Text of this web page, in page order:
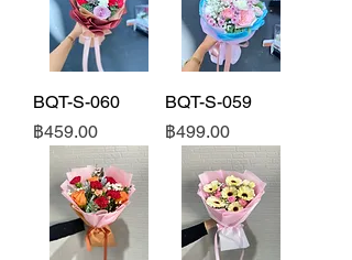
BQT-S-060
ราคา
฿459.00
BQT-S-059
ราคา
฿499.00